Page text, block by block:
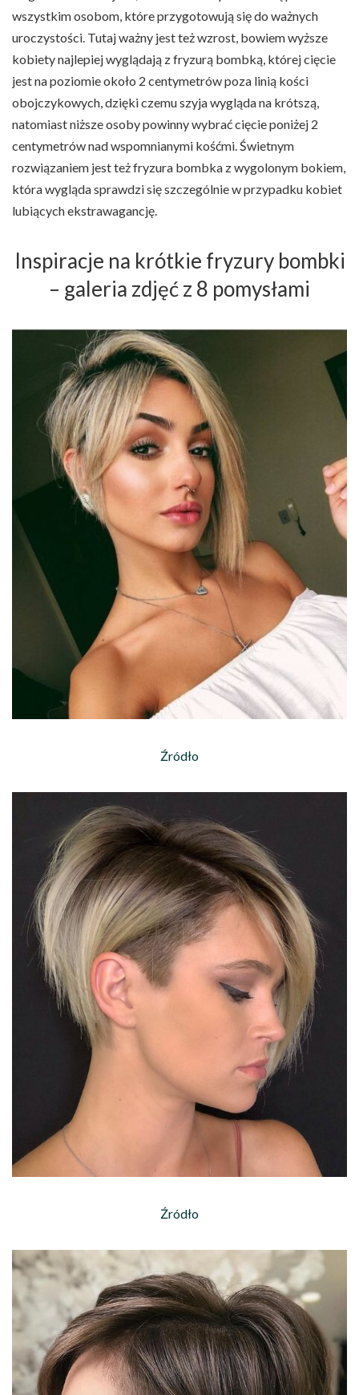
wszystkim osobom, które przygotowują się do ważnych
uroczystości. Tutaj ważny jest też wzrost, bowiem wyższe
kobiety najlepiej wyglądają z fryzurą bombką, której cięcie
jest na poziomie około 2 centymetrów poza linią kości
obojczykowych, dzięki czemu szyja wygląda na krótszą,
natomiast niższe osoby powinny wybrać cięcie poniżej 2
centymetrów nad wspomnianymi kośćmi. Świetnym
rozwiązaniem jest też fryzura bombka z wygolonym bokiem,
która wygląda sprawdzi się szczególnie w przypadku kobiet
lubiących ekstrawagancję.
Inspiracje na krótkie fryzury bombki
– galeria zdjęć z 8 pomysłami
Źródło
Źródło